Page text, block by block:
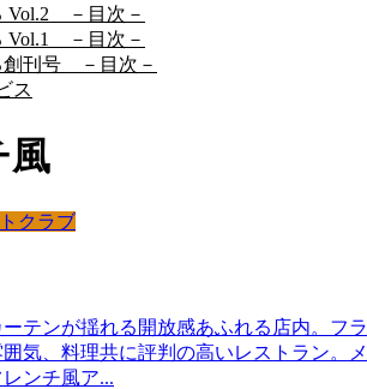
Vol.2 －目次－
Vol.1 －目次－
創刊号 －目次－
ス
風
クラブ
テンが揺れる開放感あふれる店内。フ
気、料理共に評判の高いレストラン。
ンチ風ア...